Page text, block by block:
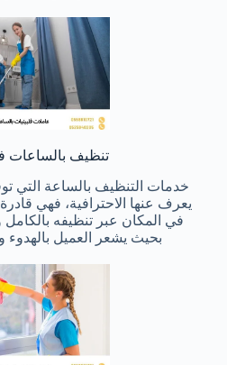
تنظيف بالساعات
خدمات التنظيف بالساعة التي
يعرف عنها الاحترافية، فهي
في المكان عبر تنظيفه بالكامل
بحيث يشعر العميل بالهدوء